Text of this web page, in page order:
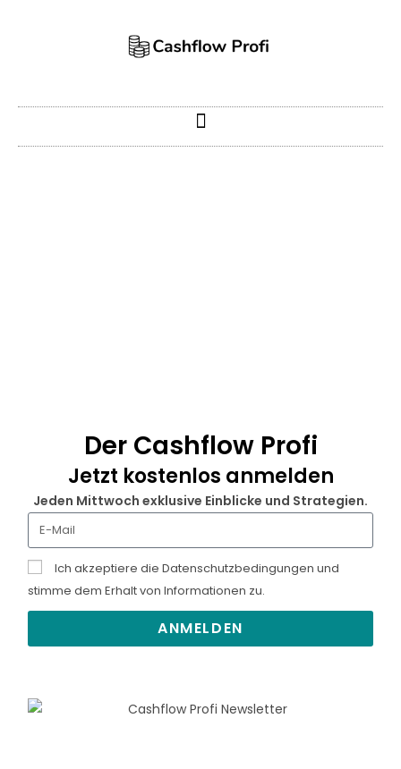
Der Cashflow Profi
Jetzt kostenlos anmelden
Jeden Mittwoch exklusive Einblicke und Strategien.
Ich akzeptiere die Datenschutzbedingungen und
stimme dem Erhalt von Informationen zu.
ANMELDEN